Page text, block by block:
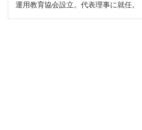
運用教育協会設立。代表理事に就任。